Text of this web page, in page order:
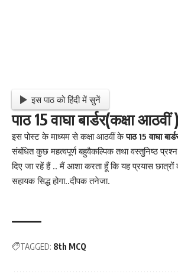
इस पाठ को हिंदी में सुनें
पाठ 15 वाघा बार्डर(कक्षा आठवीं )
इस पोस्ट के माध्यम से कक्षा आठवीं केपाठ 15 वाघा
संबंधित कुछ महत्वपूर्ण बहुवैकल्पिक तथा वस्तुनिष्ठ प्रश्न
दिए जा रहें हैं .. मैं आशा करता हूँ कि यह प्रयास छात्रों
सहायक सिद्ध होगा..दीपक तनेजा.
TAGGED: 8th MCQ